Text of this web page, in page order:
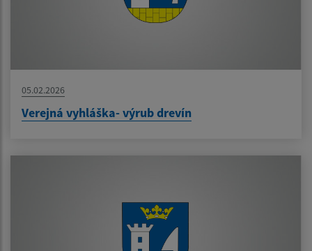
05.02.2026
Verejná vyhláška- výrub drevín